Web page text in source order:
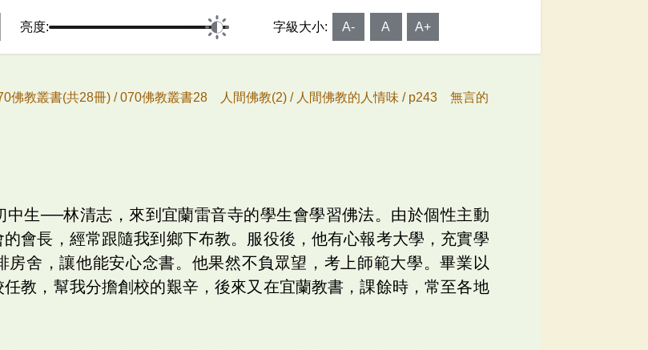
亮度: 字級大小: A- A A+
佛教叢書(共28冊) /070佛教叢書28 人間佛教(2) / 人間佛教的人情味 / p243 無言的
中生──林清志，來到宜蘭雷音寺的學生會學習佛法。由於個性主動
會長，經常跟隨我到鄉下布教。服役後，他有心報考大學，充實學
房舍，讓他能安心念書。他果然不負眾望，考上師範大學。畢業以
教，幫我分擔創校的艱辛，後來又在宜蘭教書，課餘時，常至各地